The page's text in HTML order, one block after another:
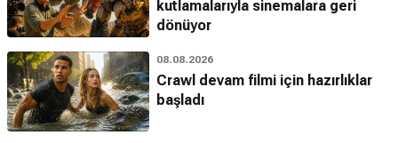
kutlamalarıyla sinemalara geri
dönüyor
08.08.2026
Crawl devam filmi için hazırlıklar
başladı